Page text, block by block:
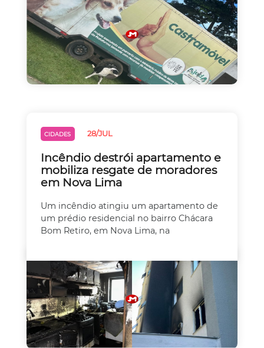
CIDADES 28/JUL
Incêndio destrói apartamento e
mobiliza resgate de moradores
em Nova Lima
Um incêndio atingiu um apartamento de
um prédio residencial no bairro Chácara
Bom Retiro, em Nova Lima, na